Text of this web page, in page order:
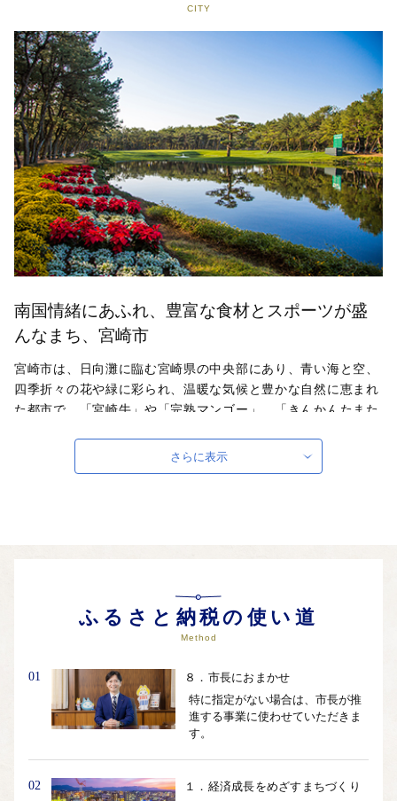
南国情緒にあふれ、豊富な食材とスポーツが盛
んなまち、宮崎市
宮崎市は、日向灘に臨む宮崎県の中央部にあり、青い海と空、
四季折々の花や緑に彩られ、温暖な気候と豊かな自然に恵まれ
た都市で、「宮崎牛」や「完熟マンゴー」、「きんかんたまた
しても有名で、マリンスポーツやゴルフなども気軽に楽しめ、
ファンにはたまらない魅力がつまっています。宮崎市が誇る食
自治体ホームページは
さらに表示
ふるさと納税の使い道
Method
01
８．市長におまかせ
特に指定がない場合は、市長が推
進する事業に使わせていただきま
す。
02
１．経済成長をめざすまちづくり